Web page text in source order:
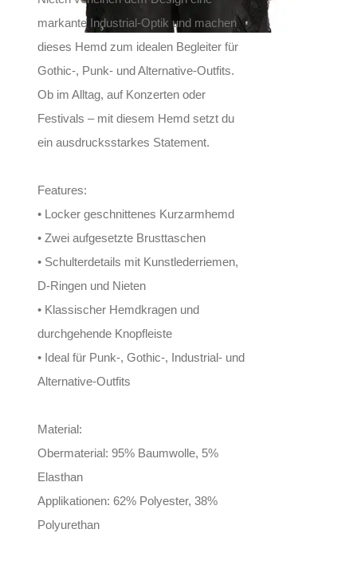
markante Industrial-Optik und machen
dieses Hemd zum idealen Begleiter für
Gothic-, Punk- und Alternative-Outfits.
Ob im Alltag, auf Konzerten oder
Festivals – mit diesem Hemd setzt du
ein ausdrucksstarkes Statement.
Features:
• Locker geschnittenes Kurzarmhemd
• Zwei aufgesetzte Brusttaschen
• Schulterdetails mit Kunstlederriemen,
D-Ringen und Nieten
• Klassischer Hemdkragen und
durchgehende Knopfleiste
• Ideal für Punk-, Gothic-, Industrial- und
Alternative-Outfits
Material:
Obermaterial: 95% Baumwolle, 5%
Elasthan
Applikationen: 62% Polyester, 38%
Polyurethan